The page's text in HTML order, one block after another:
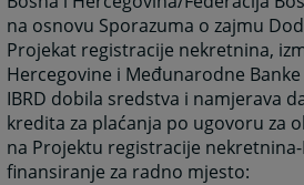
na osnovu Sporazuma o zajmu
Projekat registracije nekretnina,
Hercegovine i Međunarodne
IBRD dobila sredstva i namjerava
kredita za plaćanja po ugovoru za
na Projektu registracije
finansiranje za radno mjesto: